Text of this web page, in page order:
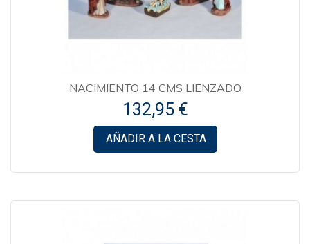
NACIMIENTO 14 CMS LIENZADO
132,95 €
AÑADIR A LA CESTA